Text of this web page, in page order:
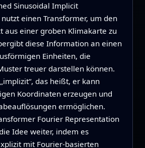
Sinusoidal Implicit
einen Transformer, um den
aus einer groben Klimakarte zu
diese Information an einen
Einheiten, die
treuer darstellen können.
das heißt, er kann
Koordinaten erzeugen und
ermöglichen.
Fourier Representation
Idee weiter, indem es
mit Fourier-basierten